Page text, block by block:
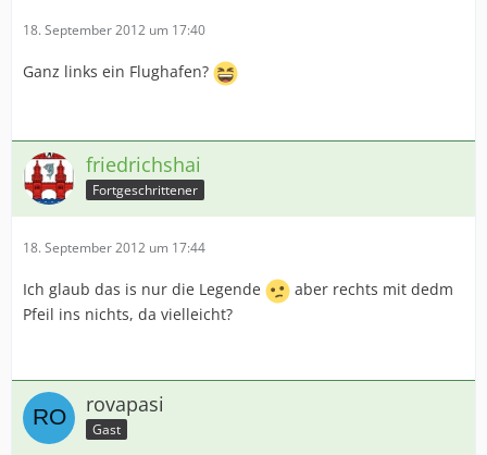
18. September 2012 um 17:40
Ganz links ein Flughafen?
friedrichshai
Fortgeschrittener
18. September 2012 um 17:44
Ich glaub das is nur die Legende
aber rechts mit dedm
Pfeil ins nichts, da vielleicht?
rovapasi
Gast